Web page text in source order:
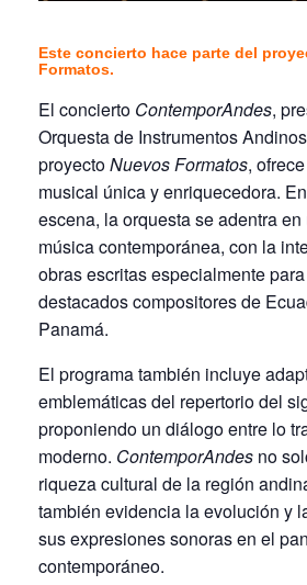
Este concierto hace parte del
Formatos.
El concierto ContemporAndes,
Orquesta de Instrumentos
proyectoNuevos Formatos,
musical única y enriquecedora.
escena, la orquesta se adentra
música contemporánea, con la
obras escritas especialmente
destacados compositores de
Panamá.
El programa también incluye
emblemáticas del repertorio del
proponiendo un diálogo entre lo
moderno. ContemporAndes no
riqueza cultural de la región
también evidencia la evolución y
sus expresiones sonoras en el
contemporáneo.